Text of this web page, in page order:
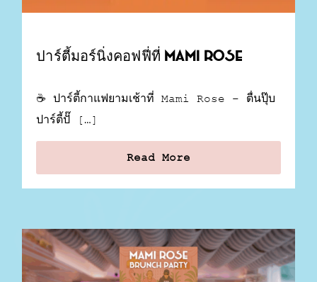
ปาร์ตี้มอร์นิ่งคอฟฟี่ที่ Mami Rose
☕ ปาร์ตี้กาแฟยามเช้าที่ Mami Rose – ตื่นปุ๊บ
ปาร์ตี้ปั๊ […]
Read More